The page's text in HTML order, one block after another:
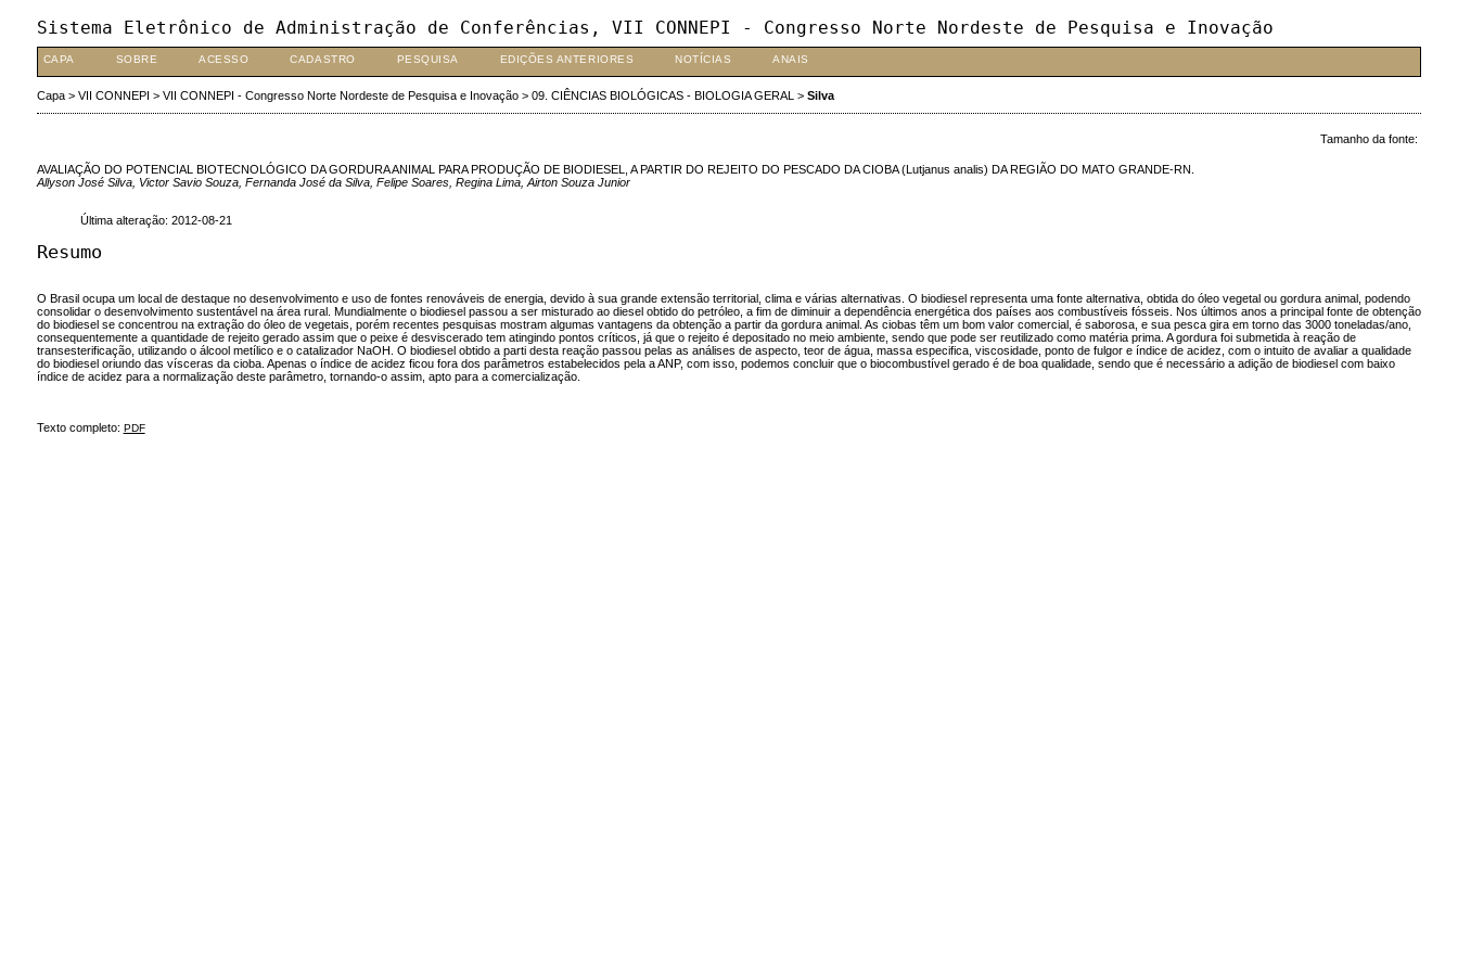
Sistema Eletrônico de Administração de Conferências, VII CONNEPI - Congresso Norte Nordeste de Pesquisa e Inovação
CAPA SOBRE ACESSO CADASTRO PESQUISA EDIÇÕES ANTERIORES NOTÍCIAS ANAIS
Capa> VII CONNEPI > VII CONNEPI - Congresso Norte Nordeste de Pesquisa e Inovação> 09. CIÊNCIAS BIOLÓGICAS - BIOLOGIA GERAL > Silva
Tamanho da fonte:
AVALIAÇÃO DO POTENCIAL BIOTECNOLÓGICO DA GORDURA ANIMAL PARA PRODUÇÃO DE BIODIESEL, A PARTIR DO REJEITO DO PESCADO DA CIOBA (Lutjanus analis) DA REGIÃO DO MATO GRANDE-RN.
Allyson José Silva, Victor Savio Souza, Fernanda José da Silva, Felipe Soares, Regina Lima, Airton Souza Junior
Última alteração: 2012-08-21
Resumo
O Brasil ocupa um local de destaque no desenvolvimento e uso de fontes renováveis de energia, devido à sua grande extensão territorial, clima e várias alternativas. O biodiesel representa uma fonte alternativa, obtida do óleo vegetal ou gordura animal, podendo
consolidar o desenvolvimento sustentável na área rural. Mundialmente o biodiesel passou a ser misturado ao diesel obtido do petróleo, a fim de diminuir a dependência energética dos países aos combustíveis fósseis. Nos últimos anos a principal fonte de obtenção
do biodiesel se concentrou na extração do óleo de vegetais, porém recentes pesquisas mostram algumas vantagens da obtenção a partir da gordura animal. As ciobas têm um bom valor comercial, é saborosa, e sua pesca gira em torno das 3000 toneladas/ano,
consequentemente a quantidade de rejeito gerado assim que o peixe é desviscerado tem atingindo pontos críticos, já que o rejeito é depositado no meio ambiente, sendo que pode ser reutilizado como matéria prima. A gordura foi submetida à reação de
transesterificação, utilizando o álcool metílico e o catalizador NaOH. O biodiesel obtido a parti desta reação passou pelas as análises de aspecto, teor de água, massa especifica, viscosidade, ponto de fulgor e índice de acidez, com o intuito de avaliar a qualidade
do biodiesel oriundo das vísceras da cioba. Apenas o índice de acidez ficou fora dos parâmetros estabelecidos pela a ANP, com isso, podemos concluir que o biocombustível gerado é de boa qualidade, sendo que é necessário a adição de biodiesel com baixo
índice de acidez para a normalização deste parâmetro, tornando-o assim, apto para a comercialização.
Texto completo: PDF